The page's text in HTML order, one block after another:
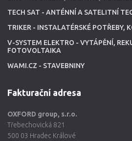
TECH SAT - ANTÉNNÍ A SATELITNÍ
TRIKER - INSTALATÉRSKÉ POTŘEBY,
V-SYSTEM ELEKTRO - VYTÁPĚNÍ,
FOTOVOLTAIKA
WAMI.CZ - STAVEBNINY
Fakturační adresa
OXFORD group, s.r.o.
Třebechovická 821
500 03 Hradec Králové